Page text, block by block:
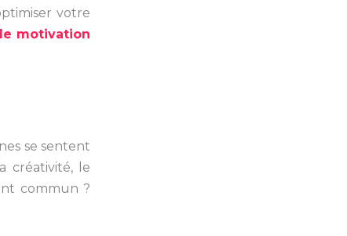
votre
motivation
se sentent
créativité, le
commun ?